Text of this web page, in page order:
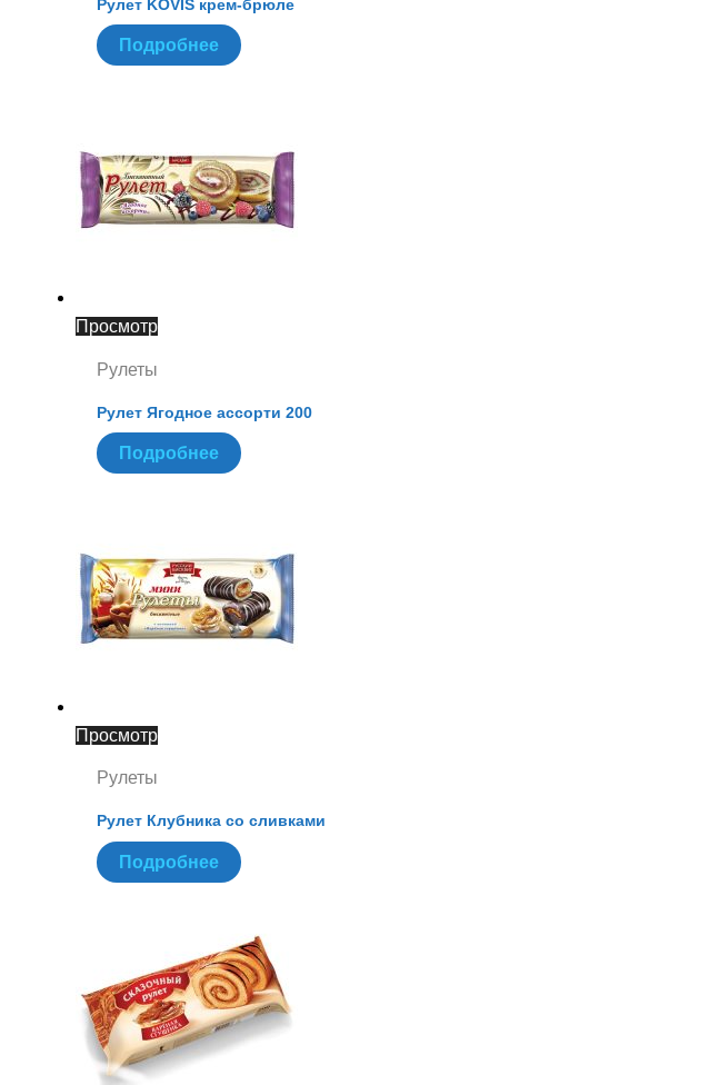
Рулет KOVIS крем-брюле
Подробнее
Просмотр
Рулеты
Рулет Ягодное ассорти 200
Подробнее
Просмотр
Рулеты
Рулет Клубника со сливками
Подробнее